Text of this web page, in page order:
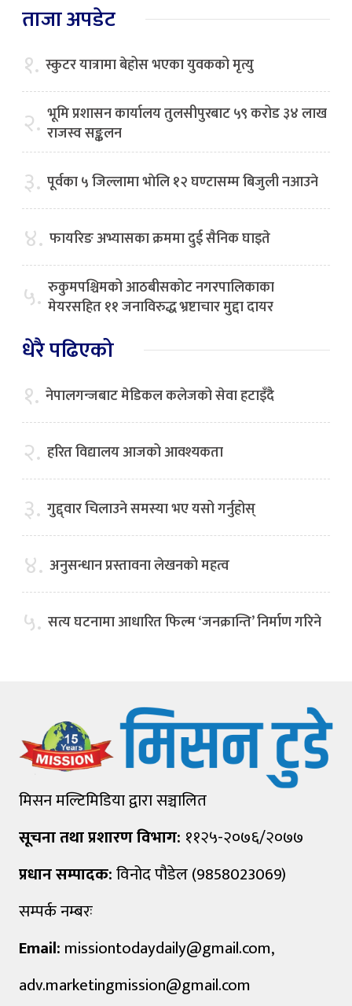
ताजा अपडेट
१. स्कुटर यात्रामा बेहोस भएका युवकको मृत्यु
२. भूमि प्रशासन कार्यालय तुलसीपुरबाट ५९ करोड ३४ लाख
राजस्व सङ्कलन
३. पूर्वका ५ जिल्लामा भाेलि १२ घण्टासम्म बिजुली नआउने
४. फायरिङ अभ्यासका क्रममा दुई सैनिक घाइते
५. रुकुमपश्चिमको आठबीसकोट नगरपालिकाका
मेयरसहित ११ जनाविरुद्ध भ्रष्टाचार मुद्दा दायर
धेरै पढिएको
१. नेपालगन्जबाट मेडिकल कलेजको सेवा हटाइँदै
२. हरित विद्यालय आजको आवश्यकता
३. गुद्द्वार चिलाउने समस्या भए यसो गर्नुहोस्
४. अनुसन्धान प्रस्तावना लेखनको महत्व
५. सत्य घटनामा आधारित फिल्म ‘जनक्रान्ति’ निर्माण गरिने
मिसन मल्टिमिडिया द्वारा सञ्चालित
सूचना तथा प्रशारण विभाग: ११२५-२०७६/२०७७
प्रधान सम्पादक:विनोद पौडेल (9858023069)
सम्पर्क नम्बरः
Email: missiontodaydaily@gmail.com,
adv.marketingmission@gmail.com